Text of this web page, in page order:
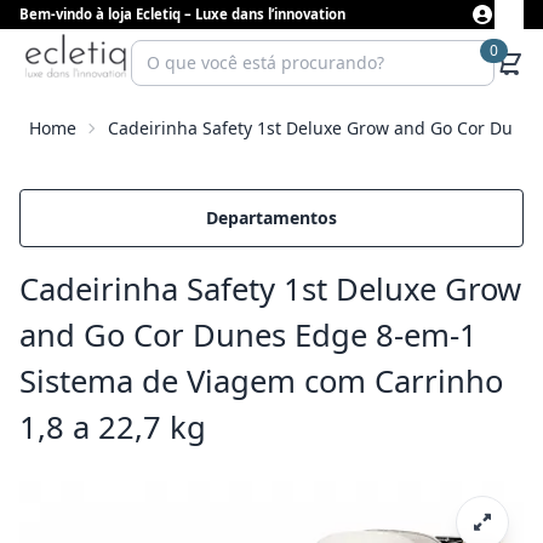
Bem-vindo à loja Ecletiq – Luxe dans l’innovation
0
Home Cadeirinha Safety 1st Deluxe Grow and Go Cor
Departamentos
Cadeirinha Safety 1st Deluxe Grow
and Go Cor Dunes Edge 8-em-1
Sistema de Viagem com Carrinho
1,8 a 22,7 kg